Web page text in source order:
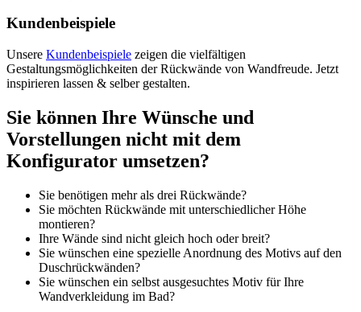
Kundenbeispiele
Unsere Kundenbeispiele zeigen die vielfältigen
Gestaltungsmöglichkeiten der Rückwände von Wandfreude. Jetzt
inspirieren lassen & selber gestalten.
Sie können Ihre Wünsche und
Vorstellungen nicht mit dem
Konfigurator umsetzen?
Sie benötigen mehr als drei Rückwände?
Sie möchten Rückwände mit unterschiedlicher Höhe
montieren?
Ihre Wände sind nicht gleich hoch oder breit?
Sie wünschen eine spezielle Anordnung des Motivs auf den
Duschrückwänden?
Sie wünschen ein selbst ausgesuchtes Motiv für Ihre
Wandverkleidung im Bad?